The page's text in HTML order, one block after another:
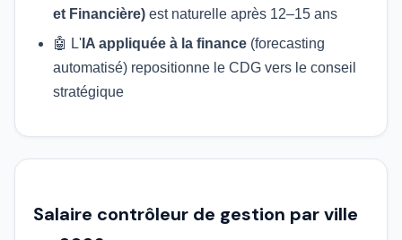
et Financière) est naturelle après 12–15 ans
🤖 L' IA appliquée à la finance (forecasting
automatisé) repositionne le CDG vers le conseil
stratégique
Salaire contrôleur de gestion par ville